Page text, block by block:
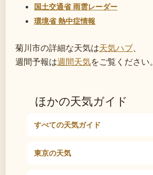
国土交通省 雨雲レーダー
環境省 熱中症情報
菊川市の詳細な天気は天気ハブ、
週間予報は週間天気をご覧ください。
ほかの天気ガイド
すべての天気ガイド
東京の天気